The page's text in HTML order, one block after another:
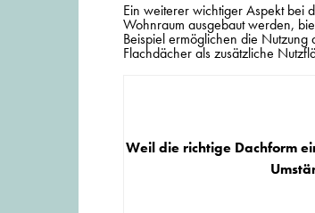
Ein weiterer wichtiger Aspekt bei
Wohnraum ausgebaut werden,
Beispiel ermöglichen die
Flachdächer als zusätzliche
Weil die richtige Dachform